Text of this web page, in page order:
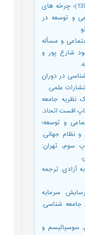
19) رنانی، محسن و مؤیدفر، رزیتا(1390)؛ چرخه های
و توسعه در
های اجتماعی و مسأله
شارع پور و
جامعه شناسی در دوران
علمی.
اعتماد یک نظریه جامعه
افست اتحاد.
اجتماعی و توسعه؛
نظام جهانی.
سوم، تهران:
به مثابه آزادی. ترجمه
محمود (1380). فرسایش سرمایه
جامعه شناسی.
سوسیالیسم و